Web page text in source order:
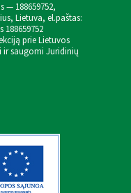
— 188659752,
Lietuva, el.paštas:
188659752
prie Lietuvos
ir saugomi Juridinių